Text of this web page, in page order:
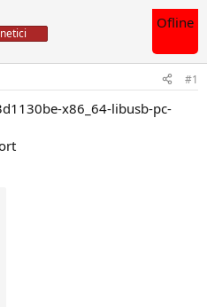
Ofline
#1
x86_64-libusb-pc-